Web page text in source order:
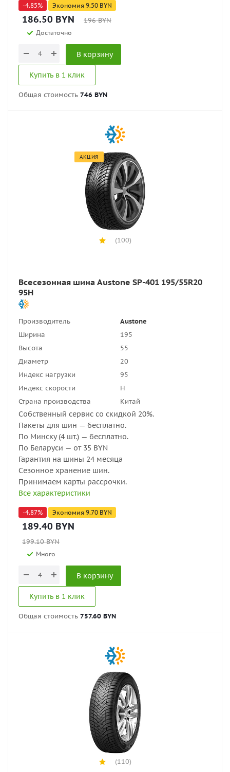
-4.85% Экономия 9.50 BYN
186.50 BYN 196BYN
Достаточно
В корзину
Купить в 1 клик
Общая стоимость 746 BYN
АКЦИЯ
(100)
Всесезонная шина Austone SP-401 195/55R20
95H
Производитель
Austone
Ширина
195
Высота
55
Диаметр
20
Индекс нагрузки
95
Индекс скорости
H
Страна производства
Китай
Собственный сервис со скидкой 20%.
Пакеты для шин — бесплатно.
По Минску (4 шт.) — бесплатно.
По Беларуси — от 35 BYN
Гарантия на шины 24 месяца
Сезонное хранение шин.
Принимаем карты рассрочки.
Все характеристики
-4.87% Экономия 9.70 BYN
189.40 BYN
199.10BYN
Много
В корзину
Купить в 1 клик
Общая стоимость 757.60 BYN
(110)